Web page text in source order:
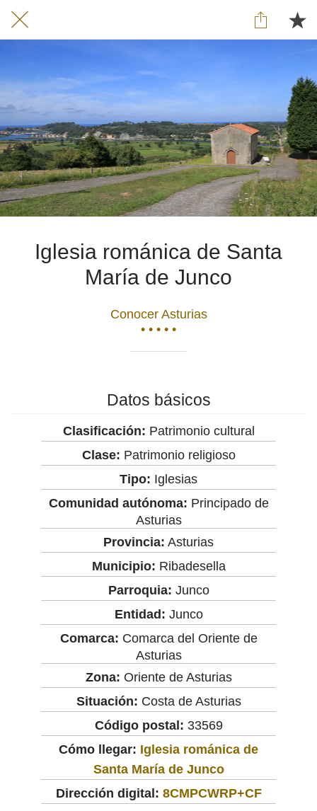
Iglesia románica de Santa
María de Junco
Conocer Asturias
• • • • •
Datos básicos
Clasificación: Patrimonio cultural
Clase: Patrimonio religioso
Tipo: Iglesias
Comunidad autónoma: Principado de
Asturias
Provincia: Asturias
Municipio: Ribadesella
Parroquia: Junco
Entidad: Junco
Comarca: Comarca del Oriente de
Asturias
Zona: Oriente de Asturias
Situación: Costa de Asturias
Código postal: 33569
Cómo llegar: Iglesia románica de
Santa María de Junco
Dirección digital: 8CMPCWRP+CF